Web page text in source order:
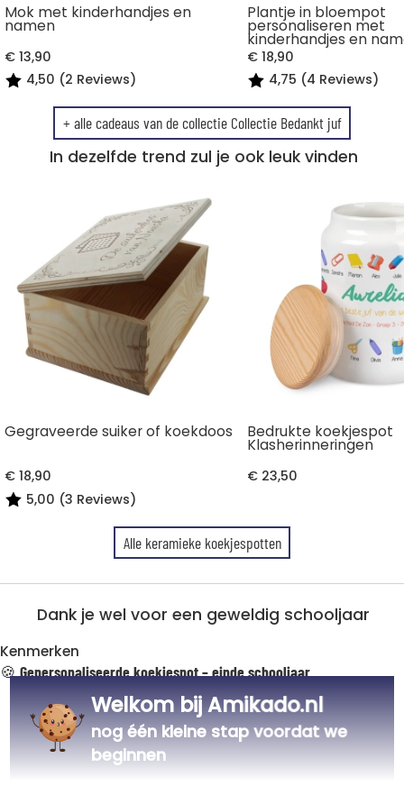
Mok met kinderhandjes en
namen
€ 13,90
4,50 (2 Reviews)
Plantje in bloempot
personaliseren met
kinderhandjes en
€ 18,90
4,75 (4 Reviews)
+ alle cadeaus van de collectie Collectie Bedankt juf
In dezelfde trend zul je ook leuk vinden
Gegraveerde suiker of koekdoos
€ 18,90
5,00 (3 Reviews)
Bedrukte koekjespot
Klasherinneringen
€ 23,50
Alle keramieke koekjespotten
Dank je wel voor een geweldig schooljaar
Kenmerken
🍪Gepersonaliseerde koekjespot – einde schooljaar
Materiaal: witte keramiek
Hoogte: 14,5 cm
Diameter: 9,5 cm
Inhoud: 650 ml
Personalisatie via sublimatiedruk
Welkom bij Amikado.nl
nog één kleine stap voordat we
beginnen